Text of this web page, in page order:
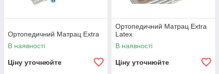
Ортопедичний Матрац Extra
В наявності
Ціну уточнюйте
Ортопедичний Матрац Extra
Latex
В наявності
Ціну уточнюйте